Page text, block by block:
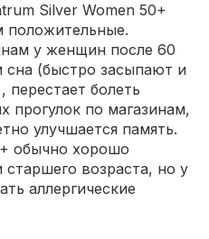
Silver Women 50+
положительные.
у женщин после 60
сна (быстро засыпают и
перестает болеть
прогулок по магазинам,
улучшается память.
обычно хорошо
возраста, но у
аллергические